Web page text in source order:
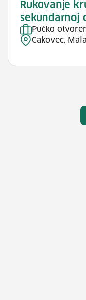
Rukovanje
sekundarnoj
Pučko
Čakovec,